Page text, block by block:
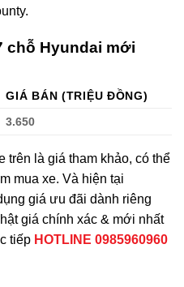
.
chỗ Hyundai mới
GIÁ BÁN (TRIỆU ĐỒNG)
3.650
trên là giá tham khảo, có thể
mua xe. Và hiện tại
giá ưu đãi dành riêng
giá chính xác & mới nhất
tiếp HOTLINE 0985960960